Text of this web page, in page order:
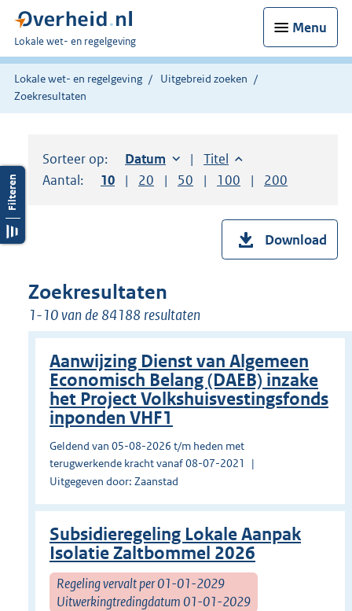
Menu
U
bent
hier:
Lokale wet- en regelgeving
Lokale wet- en regelgeving
Uitgebreid zoeken
Zoekresultaten
Sorteer op: Sorteer op:
Datum oplopendSorteer op:
Titel oplopend
Aantal:
Toon
10 resultaten per pagina
Toon
20 resultaten per pagina
Toon
50 resultaten per pagina
Toon
100 resultaten per
Toon
200
Download
Zoekresultaten
1-10 van de 84188 resultaten
Aanwijzing Dienst van Algemeen
Economisch Belang (DAEB) inzake
het Project Volkshuisvestingsfonds
inponden VHF1
Geldend van 05-08-2026 t/m heden met
terugwerkende kracht vanaf 08-07-2021
Uitgegeven door: Zaanstad
Subsidieregeling Lokale Aanpak
Isolatie Zaltbommel 2026
Regeling vervalt per 01-01-2029
Uitwerkingtredingdatum 01-01-2029